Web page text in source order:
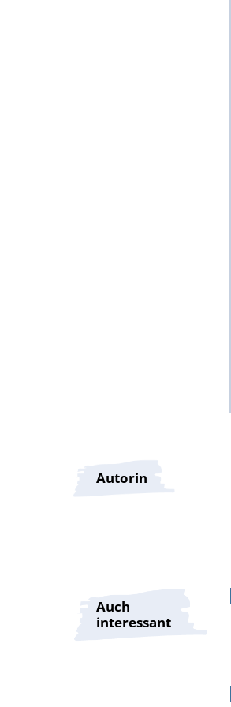
Überschrift
Autorin
Auch
interessant